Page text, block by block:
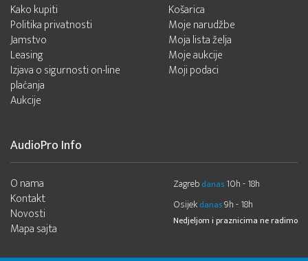
Kako kupiti
Politika privatnosti
Jamstvo
Leasing
Izjava o sigurnosti on-line
plaćanja
Aukcije
Košarica
Moje narudžbe
Moja lista želja
Moje aukcije
Moji podaci
AudioPro Info
O nama
Kontakt
Novosti
Mapa sajta
Zagreb danas 10h - 18h
Osijek danas9h - 18h
Nedjeljom i praznicima ne radimo